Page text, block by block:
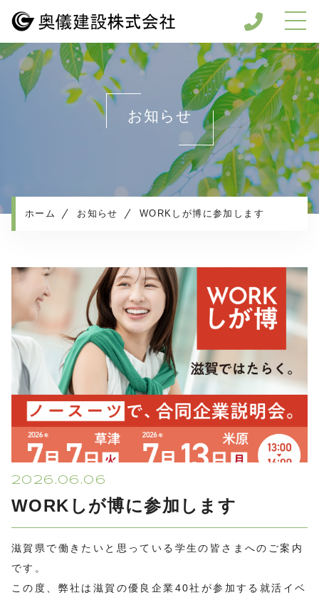
ホーム
当社について
事業内容
見積依頼
採用情報
お知らせ
ホーム お知らせ WORKしが博に参加します
2026.06.06
WORKしが博に参加します
滋賀県で働きたいと思っている学生の皆さまへのご案内
です。
この度、弊社は滋賀の優良企業40社が参加する就活イベ